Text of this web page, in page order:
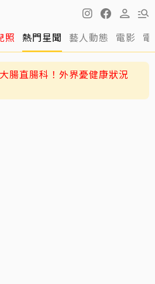
照 熱門星聞 藝人動態 電影
憶豬哥亮…「原本打一堆字」
腸直腸科！外界憂健康狀況